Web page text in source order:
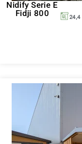
Nidify Serie E
Fidji 800
24,4